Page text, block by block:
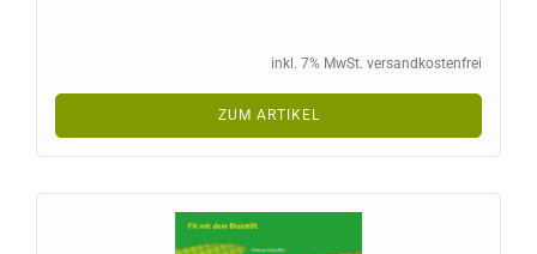
inkl. 7% MwSt. versandkostenfrei
ZUM ARTIKEL